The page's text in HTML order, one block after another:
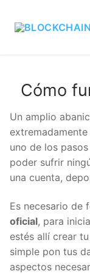
Cómo
Un amplio
extremadamente
uno de los
poder sufrir
una cuenta,
Es necesario de
oficial, para
estés allí crear
simple pon tus
aspectos